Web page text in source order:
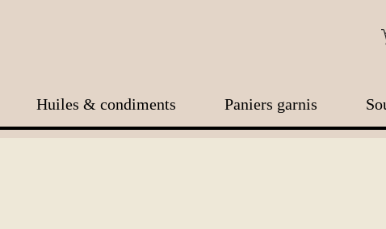
Huiles & condiments Paniers garnis